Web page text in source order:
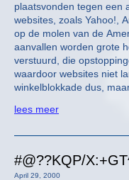
plaatsvonden tegen een
websites, zoals Yahoo!,
op de molen van de
aanvallen worden grote
verstuurd, die
waardoor websites niet
winkelblokkade dus,
lees meer
#@??KQP/
April 29, 2000